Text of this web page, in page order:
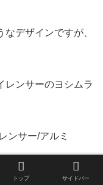
デザインですが、
レンサーのヨシムラ
ンサー/アルミ
トップ サイドバー